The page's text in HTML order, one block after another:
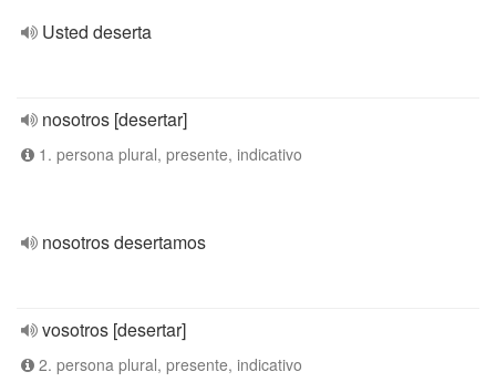
Usted deserta
nosotros [desertar]
1. persona plural, presente, indicativo
nosotros desertamos
vosotros [desertar]
2. persona plural, presente, indicativo